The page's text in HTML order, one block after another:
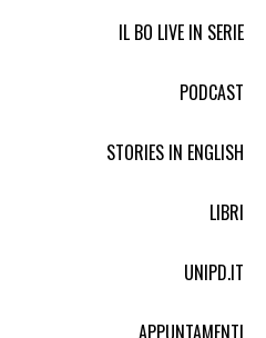
IL BO LIVE IN SERIE
PODCAST
STORIES IN ENGLISH
LIBRI
UNIPD.IT
APPUNTAMENTI